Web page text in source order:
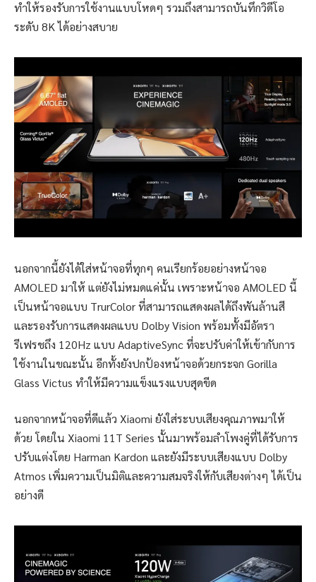
ทำให้รองรับการใช้งานแบบโหดๆ รวมถึงสามารถบันทึกวิดีโอ
ระดับ 8K ได้อย่างสบาย
นอกจากนี้ยังได้ใส่หน้าจอที่ทุกๆ คนเรียกร้อยอย่างหน้าจอ
AMOLED มาให้ แต่ยังไม่หมดแค่นั้น เพราะหน้าจอ AMOLED นี้
เป็นหน้าจอแบบ TrurColor ที่สามารถแสดงผลได้ถึงพันล้านสี
และรองรับการแสดงผลแบบ Dolby Vision พร้อมทั้งมีอัตรา
รีเฟรชถึง 120Hz แบบ AdaptiveSync ที่จะปรับค่าให้เข้ากับการ
ใช้งานในขณะนั้น อีกทั้งยังปกป้องหน้าจอด้วยกระจก Gorilla
Glass Victus ทำให้มีความแข็งแรงแบบสุดขีด
นอกจากหน้าจอที่ดีแล้ว Xiaomi ยังใส่ระบบเสียงคุณภาพมาให้
ด้วย โดยใน Xiaomi 11T Series นั้นมาพร้อมลำโพงคู่ที่ได้รับการ
ปรับแต่งโดย Harman Kardon และยังมีระบบเสียงแบบ Dolby
Atmos เพิ่มความเป็นมิติและความสมจริงให้กับเสียงต่างๆ ได้เป็น
อย่างดี